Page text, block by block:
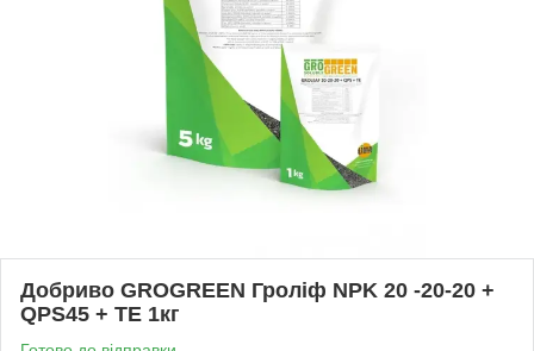
Добриво GROGREEN Гроліф NPK 20 -20-20 +
QPS45 + TE 1кг